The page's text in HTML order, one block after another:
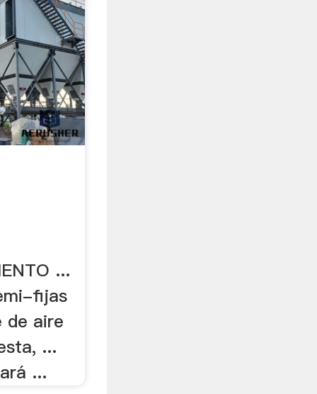
...
fijas
de aire
...
...